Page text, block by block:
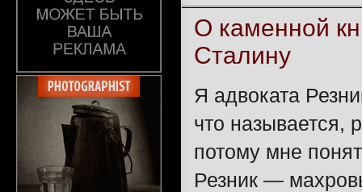
О каменной
Сталину
Я адвоката
что называется,
потому мне
Резник —